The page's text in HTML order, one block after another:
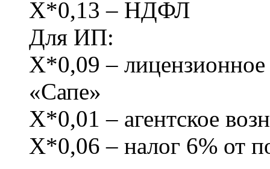
Х*0,13 – НДФЛ
Для ИП:
Х*0,09 –
«Сапе»
Х*0,01 – агентское
Х*0,06 – налог 6% от